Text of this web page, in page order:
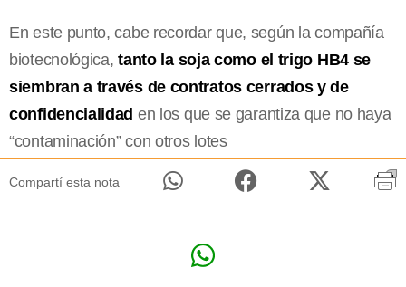
En este punto, cabe recordar que, según la compañía
biotecnológica,tanto la soja como el trigo HB4 se
siembran a través de contratos cerrados y de
confidencialidad en los que se garantiza que no haya
“contaminación” con otros lotes
Compartí esta nota